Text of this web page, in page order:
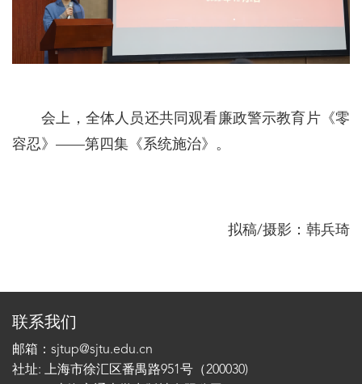
会上，全体人员还共同观看廉政警示教育片《零
容忍》——第四集《系统施治》。
拟稿/摄影：韩兵琦
联系我们
邮箱：sjtup@sjtu.edu.cn
社址: 上海市徐汇区番禺路951号（200030)